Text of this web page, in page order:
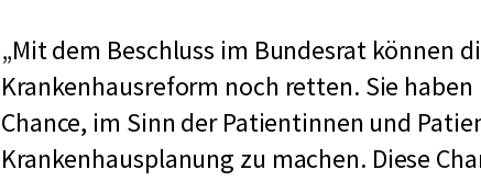
Mit dem Beschluss im Bundesrat können
Krankenhausreform noch retten. Sie
Chance, im Sinn der Patientinnen und
Krankenhausplanung zu machen. Diese